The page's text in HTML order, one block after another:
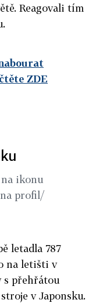
Reagovali tím
ZDE
ikonu
profil/
letadla 787
na letišti v
s přehřátou
v Japonsku.